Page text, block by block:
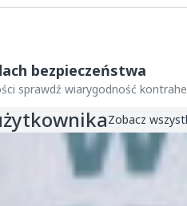
bezpieczeństwa
sprawdź wiarygodność
Zobacz